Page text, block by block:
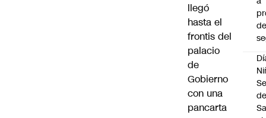
llegó
hasta el
frontis del
palacio
de
Gobierno
con una
pancarta
de
de